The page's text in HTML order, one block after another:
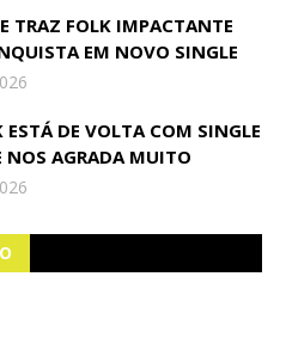
TRAZ FOLK IMPACTANTE
EM NOVO SINGLE
ESTÁ DE VOLTA COM SINGLE
NOS AGRADA MUITO